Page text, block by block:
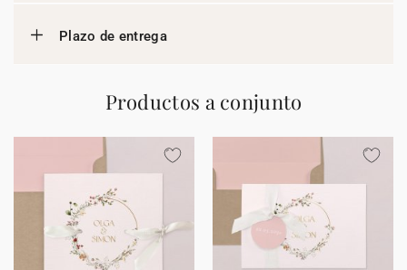
Plazo de entrega
Productos a conjunto